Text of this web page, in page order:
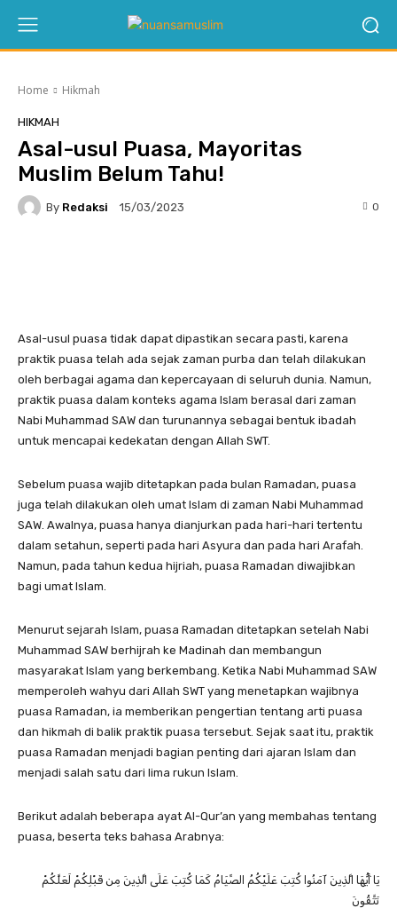
Home Hikmah
HIKMAH
Asal-usul Puasa, Mayoritas
Muslim Belum Tahu!
By Redaksi 15/03/2023 0
Asal-usul puasa tidak dapat dipastikan secara pasti, karena
praktik puasa telah ada sejak zaman purba dan telah dilakukan
oleh berbagai agama dan kepercayaan di seluruh dunia. Namun,
praktik puasa dalam konteks agama Islam berasal dari zaman
Nabi Muhammad SAW dan turunannya sebagai bentuk ibadah
untuk mencapai kedekatan dengan Allah SWT.
Sebelum puasa wajib ditetapkan pada bulan Ramadan, puasa
juga telah dilakukan oleh umat Islam di zaman Nabi Muhammad
SAW. Awalnya, puasa hanya dianjurkan pada hari-hari tertentu
dalam setahun, seperti pada hari Asyura dan pada hari Arafah.
Namun, pada tahun kedua hijriah, puasa Ramadan diwajibkan
bagi umat Islam.
Menurut sejarah Islam, puasa Ramadan ditetapkan setelah Nabi
Muhammad SAW berhijrah ke Madinah dan membangun
masyarakat Islam yang berkembang. Ketika Nabi Muhammad SAW
memperoleh wahyu dari Allah SWT yang menetapkan wajibnya
puasa Ramadan, ia memberikan pengertian tentang arti puasa
dan hikmah di balik praktik puasa tersebut. Sejak saat itu, praktik
puasa Ramadan menjadi bagian penting dari ajaran Islam dan
menjadi salah satu dari lima rukun Islam.
Berikut adalah beberapa ayat Al-Qur’an yang membahas tentang
puasa, beserta teks bahasa Arabnya:
يَا أَيُّهَا الَّذِينَ آمَنُوا كُتِبَ عَلَيْكُمُ الصِّيَامُ كَمَا كُتِبَ عَلَى الَّذِينَ مِن قَبْلِكُمْ لَعَلَّكُمْ
تَتَّقُونَ